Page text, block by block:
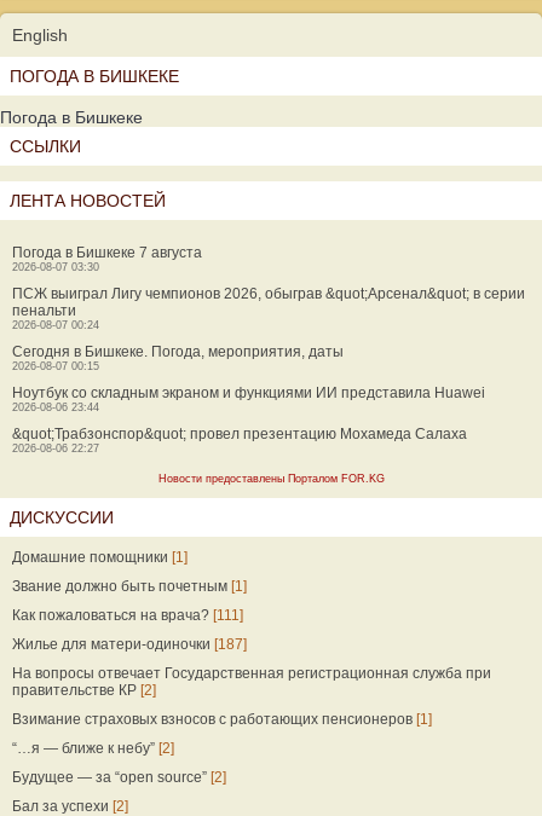
English
ПОГОДА В БИШКЕКЕ
Погода в Бишкеке
ССЫЛКИ
ЛЕНТА НОВОСТЕЙ
Погода в Бишкеке 7 августа
2026-08-07 03:30
ПСЖ выиграл Лигу чемпионов 2026, обыграв &quot;Арсенал&quot; в серии
пенальти
2026-08-07 00:24
Сегодня в Бишкеке. Погода, мероприятия, даты
2026-08-07 00:15
Ноутбук со складным экраном и функциями ИИ представила Huawei
2026-08-06 23:44
&quot;Трабзонспор&quot; провел презентацию Мохамеда Салаха
2026-08-06 22:27
Новости предоставлены Порталом FOR.KG
ДИСКУССИИ
Домашние помощники [1]
Звание должно быть почетным [1]
Как пожаловаться на врача? [111]
Жилье для матери-одиночки [187]
На вопросы отвечает Государственная регистрационная служба при
правительстве КР [2]
Взимание страховых взносов с работающих пенсионеров [1]
“…я — ближе к небу” [2]
Будущее — за “open source” [2]
Бал за успехи [2]